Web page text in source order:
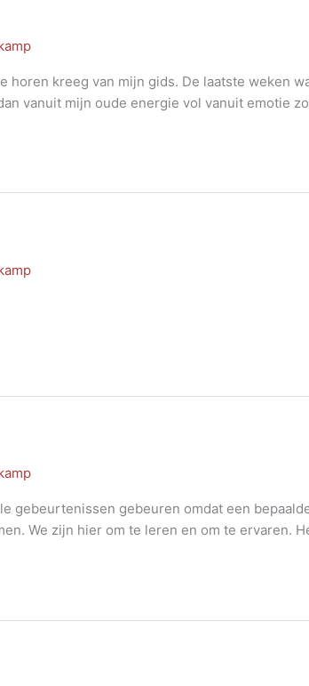
horen kreeg van mijn gids. De laatste
vanuit mijn oude energie vol vanuit emotie
gebeurtenissen gebeuren omdat een
We zijn hier om te leren en om te ervaren.